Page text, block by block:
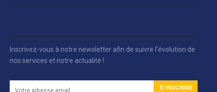
Inscrivez-vous à notre newsletter afin de suivre l'évolution de
nos services et notre actualité !
S'INSCRIRE